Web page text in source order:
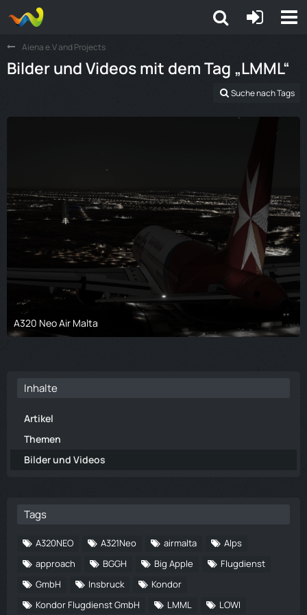
Aiena e.V and Projects
Bilder und Videos mit dem Tag „LMML“
Suche nach Tags
A320 Neo Air Malta
1. Januar 2023
Inhalte
Artikel
Themen
Bilder und Videos
Tags
A320NEO A321Neo airmalta
Alps
approach
BGGH Big Apple
Flugdienst
GmbH
Insbruck
Kondor
Kondor Flugdienst GmbH
LMML LOWI